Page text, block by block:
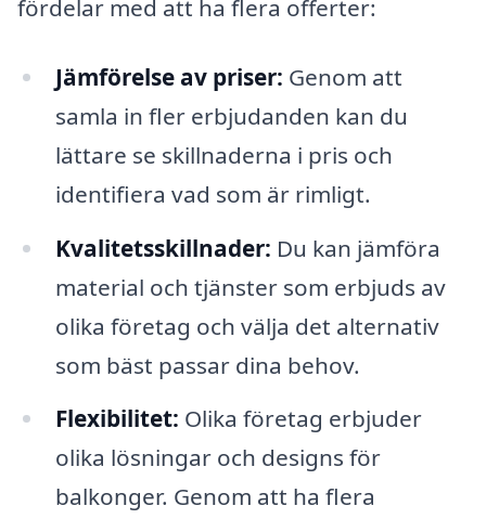
fördelar med att ha flera offerter:
Jämförelse av priser: Genom att
samla in fler erbjudanden kan du
lättare se skillnaderna i pris och
identifiera vad som är rimligt.
Kvalitetsskillnader: Du kan jämföra
material och tjänster som erbjuds av
olika företag och välja det alternativ
som bäst passar dina behov.
Flexibilitet: Olika företag erbjuder
olika lösningar och designs för
balkonger. Genom att ha flera